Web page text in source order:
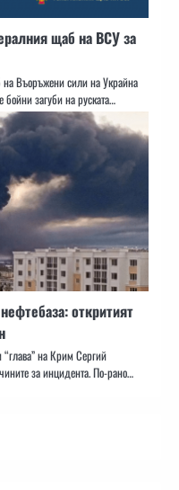
щаб на ВСУ за
Въоръжени сили на Украйна
загуби на руската…
откритият
на Крим Сергий
за инцидента. По-рано…